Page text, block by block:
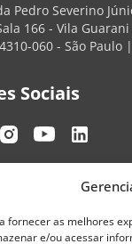
fornecer as melhores
e/ou acessar
Pedro Severino
166 - Vila Guarani
060 - São Paulo |
Sociais